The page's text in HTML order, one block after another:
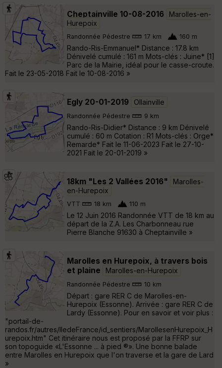
Cheptainville 10-08-2016
Marolles-en-
Hurepoix
Randonnée Pédestre 17 km 160 m
Rando-Ris-Emmanuel* Distance : 17.8 km
Dénivelé cumulé : 161 m Mots-clés : Juine* [1]
Parc de la Mairie, idéal pour le casse-croute.
Fait le 23-05-2018 Fait le 10-08-2016 »
Egly 20-01-2019 Ollainville
Randonnée Pédestre 9 km
Rando-Ris-Didier* Distance : 9 km Dénivelé
cumulé : 60 m Cotation : R1 Mots-clés : Orge*
Remarde* Fait le 11-06-2023 Fait le 27-10-
2021 Fait le 20-01-2019 »
18km "Les 2 Vallées 2016"
Marolles-
en-Hurepoix
VTT 18 km 110 m
Le 12 Juin 2016 Randonnée VTT de 18 km au
départ de la Z.A. Les Charbonneau rue
Pierre Blanche 91630 à Cheptainville »
Marolles en Hurepoix, à travers bois
et plaine
Marolles-en-Hurepoix
Randonnée Pédestre 10 km
Départ : gare RER C de Marolles-en-
Hurepoix (Essonne). Arrivée : gare RER C de
Lardy (Essonne). Pour en savoir et voir plus :
"portail-de-
randos.fr/autres/IledeFrance/id_sentiers/MarollesenHurepoix_H
urepoix.htm" Cet itinéraire nous est proposé par la FFRP sur
son topoguide «L'Essonne ... à pied ®». Une bonne balade
entre Marolles en Hurepoix que l'on traverse et la gare de Lard
»